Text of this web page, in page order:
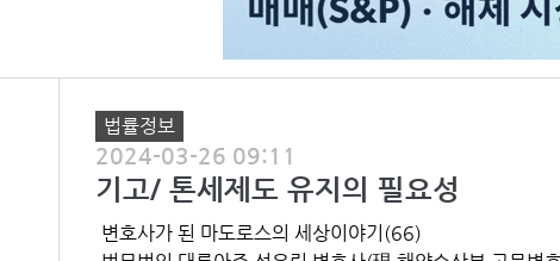
법률정보
2024-03-26 09:11
기고/ 톤세제도 유지의 필요성
변호사가 된 마도로스의 세상이야기(66)